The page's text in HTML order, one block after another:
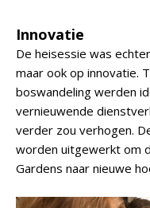
Innovatie
De heisessie was
maar ook op innovatie.
boswandeling werden
vernieuwende
verder zou verhogen.
worden uitgewerkt om
Gardens naar nieuwe